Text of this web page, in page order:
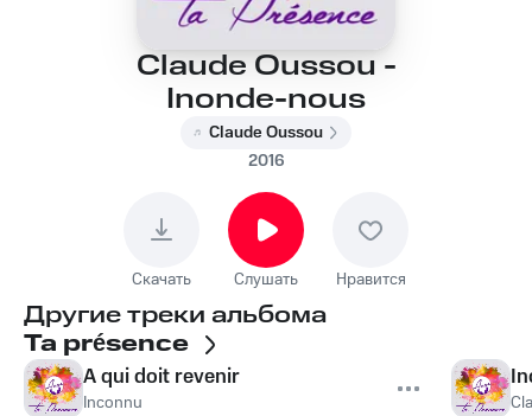
Claude Oussou -
Inonde-nous
Claude Oussou
2016
Скачать Слушать Нравится
Другие треки альбома
Ta présence
A qui doit revenir
Inconnu